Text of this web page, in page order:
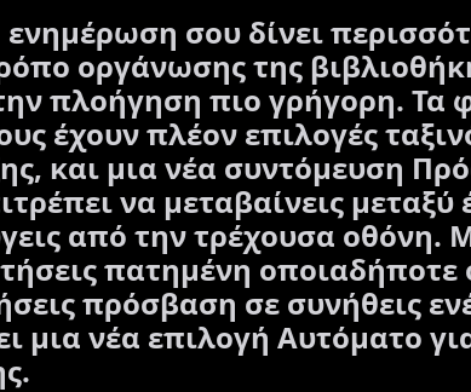
σου δίνει
οργάνωσης της
πλοήγηση πιο γρήγορη. Τα
έχουν πλέον επιλογές
και μια νέα συντόμευση
να μεταβαίνεις
από την τρέχουσα οθόνη.
πατημένη οποιαδήποτε
πρόσβαση σε συνήθεις
μια νέα επιλογή Αυτόματο